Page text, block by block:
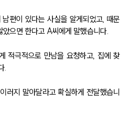
편이 있다는 사실을 알게되었고, 때문
았으면 한다고 A씨에게 말했습니다.
적극적으로 만남을 요청하고, 집에 찾
.
러지 말아달라고 확실하게 전달했습니